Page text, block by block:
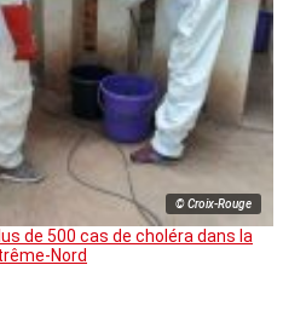
© Croix-Rouge
de 500 cas de choléra dans la
Nord